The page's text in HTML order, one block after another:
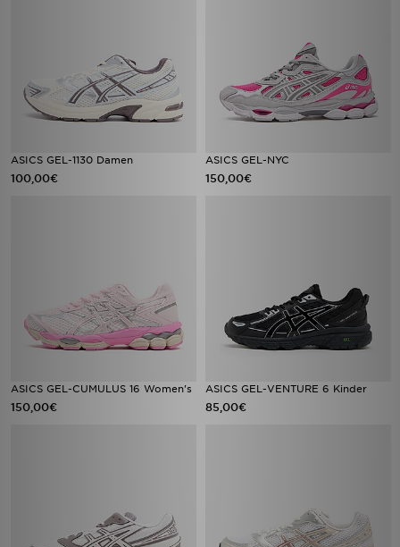
ASICS GEL-1130 Damen
100,00€
ASICS GEL-NYC
150,00€
ASICS GEL-CUMULUS 16 Women's
150,00€
ASICS GEL-VENTURE 6 Kinder
85,00€